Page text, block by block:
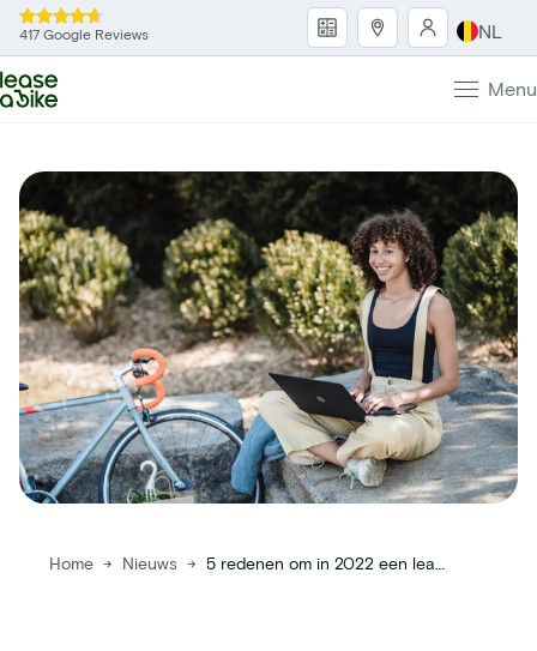
417 Google Reviews NL
Menu
Home → Nieuws →